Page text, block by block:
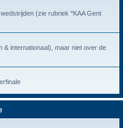
(zie rubriek "KAA Gent
& internationaal), maar niet over de